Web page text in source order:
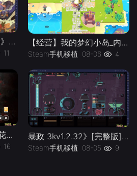
背包乱斗单机版v1.0.9b》[完整版]Steam移植
11
【经营】我的梦幻小岛_内置作弊菜单」-手机移植版下载-.均亲测可玩
Steam手机移植 08-06 4
「【剧情】葬花暗黑桃花源v2.3_解锁完整版」-手机移植版下载-.均亲测可玩
16
暴政 3kv1.2.32》[完整版]Steam移植
Steam手机移植 08-05 9